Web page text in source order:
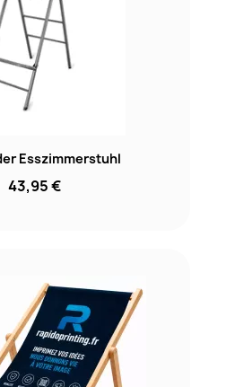
Esszimmerstuhl
43,95 €